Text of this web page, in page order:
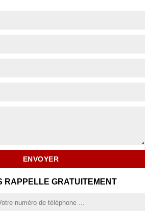
RAPPELLE GRATUITEMENT